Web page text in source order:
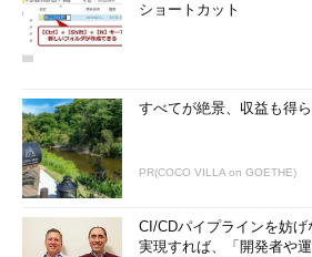
ショートカット
すべてが絶景、収益も得
PR(COCO VILLA on GOETHE)
CI/CDパイプラインを妨
実現すれば、「開発者や